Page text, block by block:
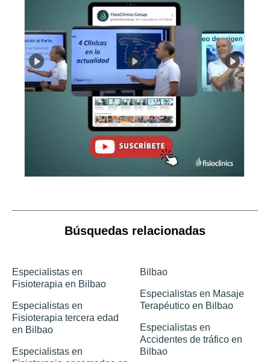
Búsquedas relacionadas
Especialistas en
Fisioterapia en Bilbao
Especialistas en
Fisioterapia tercera edad
en Bilbao
Especialistas en
Bilbao
Especialistas en Masaje
Terapéutico en Bilbao
Especialistas en
Accidentes de tráfico en
Bilbao